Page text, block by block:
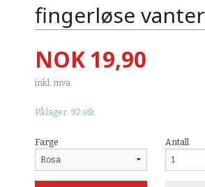
fingerløse
Pris
NOK19,90
inkl. mva.
På lager: 92 stk.
Farge Antall